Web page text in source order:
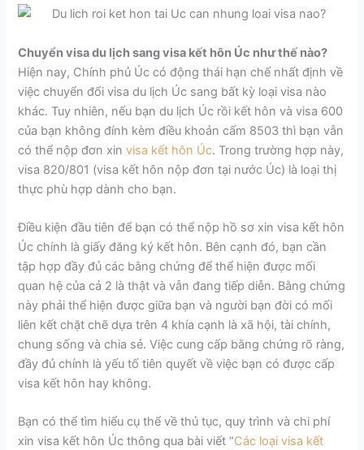
Chuyển visa du lịch sang visa kết hôn Úc như thế nào?
Hiện nay, Chính phủ Úc có động thái hạn chế nhất định về
việc chuyển đổi visa du lịch Úc sang bất kỳ loại visa nào
khác. Tuy nhiên, nếu bạn du lịch Úc rồi kết hôn và visa 600
của bạn không đính kèm điều khoản cấm 8503 thì bạn vẫn
có thể nộp đơn xinvisa kết hôn Úc. Trong trường hợp này,
visa 820/801 (visa kết hôn nộp đơn tại nước Úc) là loại thị
thực phù hợp dành cho bạn.
Điều kiện đầu tiên để bạn có thể nộp hồ sơ xin visa kết hôn
Úc chính là giấy đăng ký kết hôn. Bên cạnh đó, bạn cần
tập hợp đầy đủ các bằng chứng để thể hiện được mối
quan hệ của cả 2 là thật và vẫn đang tiếp diễn. Bằng chứng
này phải thể hiện được giữa bạn và người bạn đời có mối
liên kết chặt chẽ dựa trên 4 khía cạnh là xã hội, tài chính,
chung sống và chia sẻ. Việc cung cấp bằng chứng rõ ràng,
đầy đủ chính là yếu tố tiên quyết về việc bạn có được cấp
visa kết hôn hay không.
Bạn có thể tìm hiểu cụ thể về thủ tục, quy trình và chi phí
xin visa kết hôn Úc thông qua bài viết “Các loại visa kết